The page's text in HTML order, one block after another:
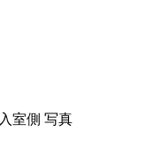
入室側 写真